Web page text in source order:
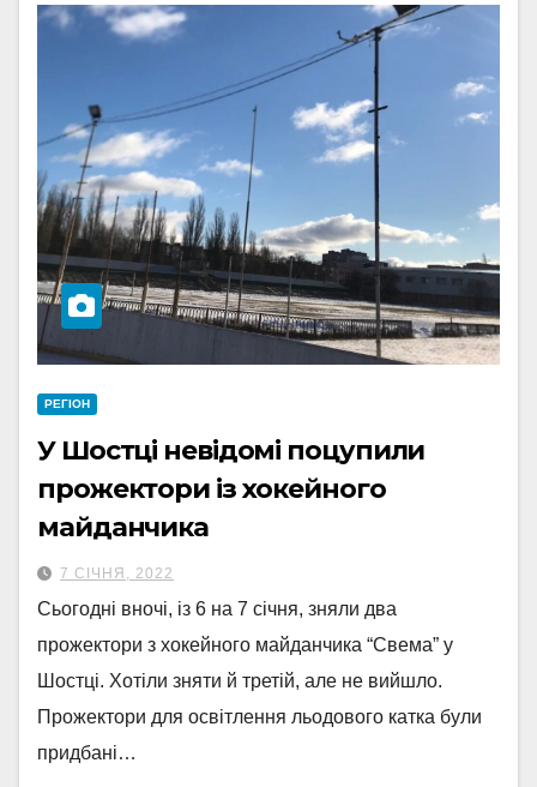
РЕГІОН
У Шостці невідомі поцупили
прожектори із хокейного
майданчика
7 СІЧНЯ, 2022
Сьогодні вночі, із 6 на 7 січня, зняли два
прожектори з хокейного майданчика “Свема” у
Шостці. Хотіли зняти й третій, але не вийшло.
Прожектори для освітлення льодового катка були
придбані…